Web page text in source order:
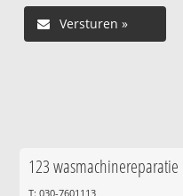
123 wasmachinereparatie
T: 030-7601113